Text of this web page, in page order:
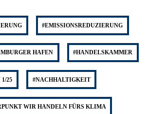
#EMISSIONSREDUZIERUNG
HAFEN #HANDELSKAMMER
1/25 #NACHHALTIGKEIT
WIR HANDELN FÜRS KLIMA